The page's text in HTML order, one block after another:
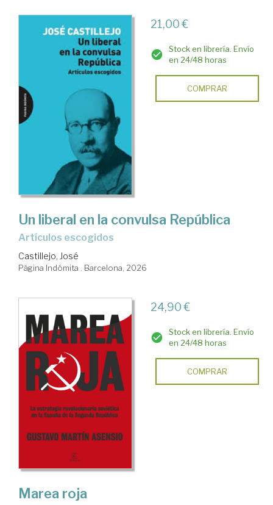
>
Edad
Contemporánea
La
II
República
Española
21,00 €
Stock en librería. Envío
en 24/48 horas
COMPRAR
Un liberal en la convulsa República
Artículos escogidos
Castillejo, José
Página Indómita . Barcelona, 2026
24,90 €
Stock en librería. Envío
en 24/48 horas
COMPRAR
Marea roja